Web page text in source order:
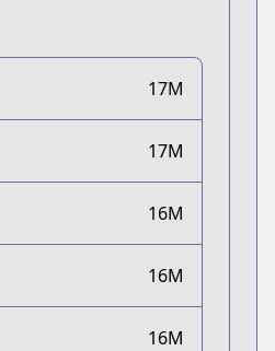
17M
17M
16M
16M
16M